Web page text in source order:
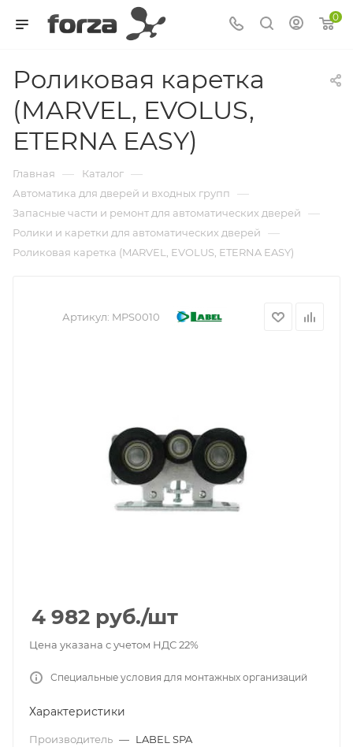
0
Роликовая каретка
(MARVEL, EVOLUS,
ETERNA EASY)
Главная — Каталог —
Автоматика для дверей и входных групп —
Запасные части и ремонт для автоматических дверей —
Ролики и каретки для автоматических дверей —
Роликовая каретка (MARVEL, EVOLUS, ETERNA EASY)
Артикул: MPS0010
4 982 руб./шт
Цена указана с учетом НДС 22%
Специальные условия для монтажных организаций
Характеристики
Производитель — LABEL SPA